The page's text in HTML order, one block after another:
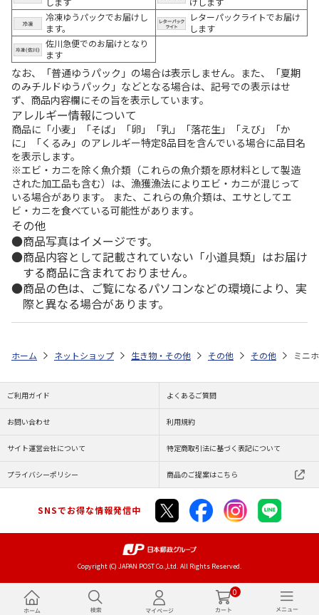
0
冷凍ゆうパックでお届けし
ます。
レターパックライトでお届け
します
佐川急便でのお届けとなり
ます
なお、「普通ゆうパック」の場合は表示しません。また、「夏期
のみチルドゆうパック」などとなる場合は、記号での表示はせ
ず、商品内容欄にその旨を表示しています。
アレルギー情報について
商品に「小麦」「そば」「卵」「乳」「落花生」「えび」「か
に」「くるみ」のアレルギー特定8品目を含んでいる場合に品目名
を表示します。
※エビ・カニを除く魚介類（これらの魚介類を原材料として製造
された加工品も含む）は、漁獲漁法によりエビ・カニが混じって
いる場合があります。 また、これらの魚介類は、エサとしてエ
ビ・カニを食べている可能性があります。
その他
商品写真はイメージです。
商品内容として記載されていない「小道具類」はお届け
する商品に含まれておりません。
商品の色は、ご覧になるパソコンなどの環境により、実
際と異なる場合があります。
ホーム ネットショップ 生き物・その他 その他 その他 ミニ
ご利用ガイド よくあるご質問
お問い合わせ 利用規約
サイト運営会社について 特定商取引法に基づく表記について
プライバシーポリシー 商品のご提案はこちら
SNSでお得な情報発信中
Copyright (C) JAPAN POST Co.,Ltd. All Rights Reserved.